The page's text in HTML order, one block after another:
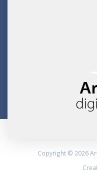
Copyright © 2026